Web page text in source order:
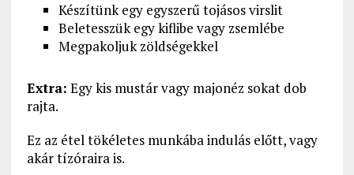
Készítünk egy egyszerű tojásos virslit
Beletesszük egy kiflibe vagy zsemlébe
Megpakoljuk zöldségekkel
Extra: Egy kis mustár vagy majonéz sokat dob
rajta.
Ez az étel tökéletes munkába indulás előtt, vagy
akár tízóraira is.